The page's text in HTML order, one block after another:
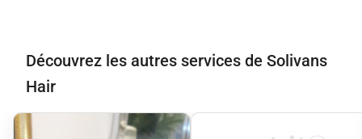
Découvrez les autres services de Solivans
Hair